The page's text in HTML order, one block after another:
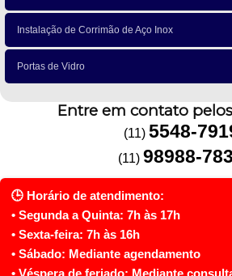
Instalação de Corrimão de Aço Inox
Portas de Vidro
Entre em contato
(11) 5548-
(11) 98988-